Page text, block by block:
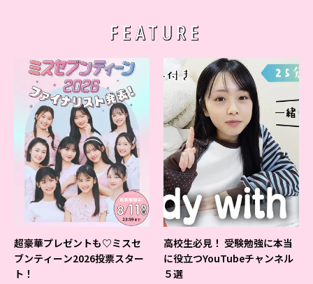
FEATURE
超豪華プレゼントも♡ミスセ
ブンティーン2026投票スター
ト！
高校生必見！ 受験勉強に本当
に役立つYouTubeチャンネル
５選